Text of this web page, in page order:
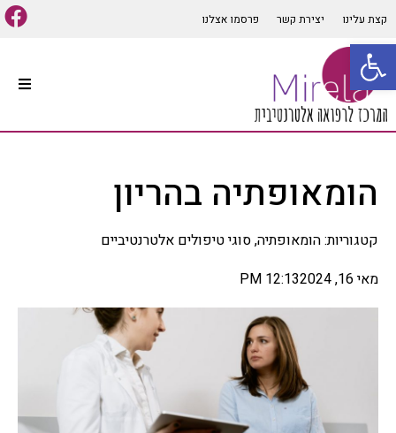
פתח סרגל נגישות
קצת עלינו יצירת קשר פרסמו אצלנו
קיים מגוון רב של סוגי טיפולים
אלטרנטיביים המתאימים למרבית
והנפשיות, שיטות הרפואה
לכל אדם על מנת להפיק את
התועלת המרבית מהטיפול,
במאמר זה נפרט מספר סוגי
רפואה אלטרנטיביים הנפוצים
ומוכרים בתחום.
רפואה סינית
הומאופתיה בהריון
קטגוריות:הומאופתיה,סוגי טיפולים אלטרנטיביים
מאי 16, 2024
12:13 PM